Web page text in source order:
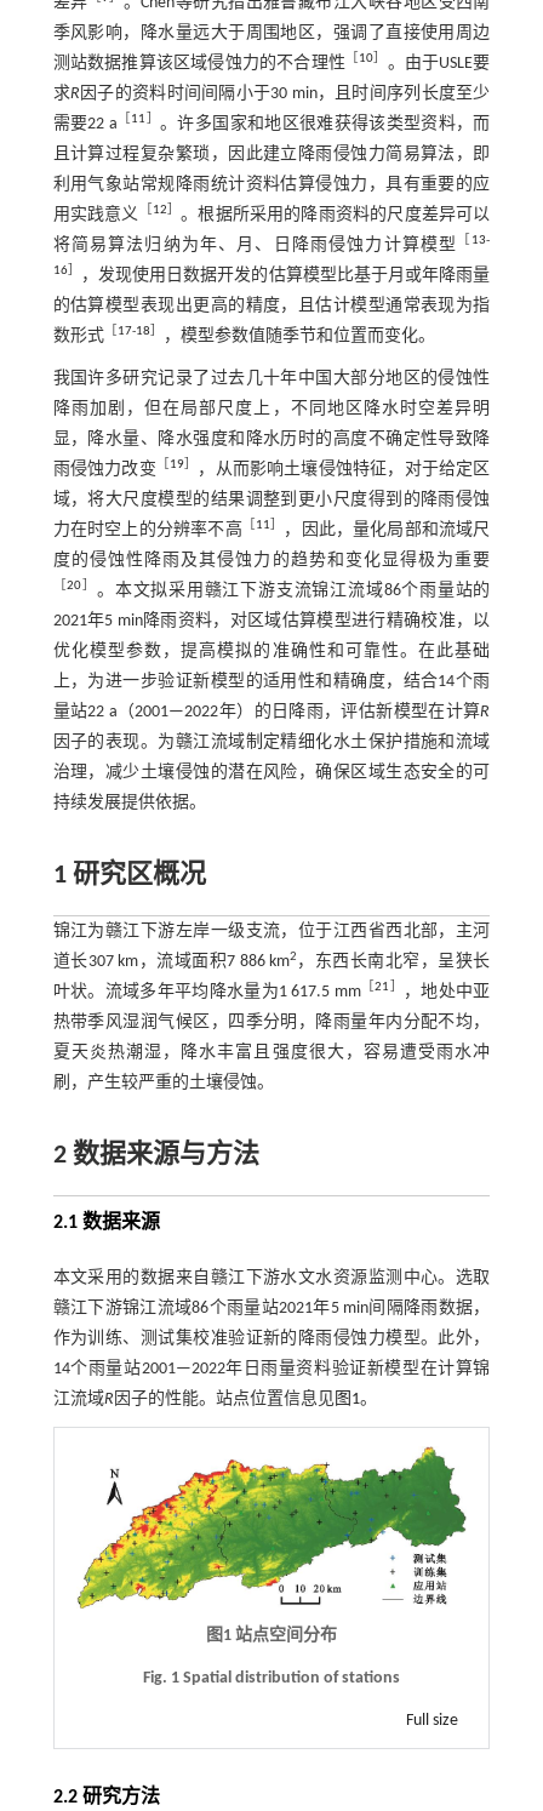
季风影响，降水量远大于周围地区，强调了直接使用周边
测站数据推算该区域侵蚀力的不合理性
10
。由于USLE要
求R 因子的资料时间间隔小于30 min，且时间序列长度至少
需要22 a
11
。许多国家和地区很难获得该类型资料，而
且计算过程复杂繁琐，因此建立降雨侵蚀力简易算法，即
利用气象站常规降雨统计资料估算侵蚀力，具有重要的应
用实践意义
12
。根据所采用的降雨资料的尺度差异可以
将简易算法归纳为年、月、日降雨侵蚀力计算模型
13-
16］
，发现使用日数据开发的估算模型比基于月或年降雨量
的估算模型表现出更高的精度，且估计模型通常表现为指
数形式［ 17-18 ，模型参数值随季节和位置而变化。
我国许多研究记录了过去几十年中国大部分地区的侵蚀性
降雨加剧，但在局部尺度上，不同地区降水时空差异明
显，降水量、降水强度和降水历时的高度不确定性导致降
雨侵蚀力改变
19］
，从而影响土壤侵蚀特征，对于给定区
域，将大尺度模型的结果调整到更小尺度得到的降雨侵蚀
力在时空上的分辨率不高［ 11
，因此，量化局部和流域尺
度的侵蚀性降雨及其侵蚀力的趋势和变化显得极为重要
［20
。本文拟采用赣江下游支流锦江流域86个雨量站的
2021年5 min降雨资料，对区域估算模型进行精确校准，以
优化模型参数，提高模拟的准确性和可靠性。在此基础
上，为进一步验证新模型的适用性和精确度，结合14个雨
量站22 a（2001—2022年）的日降雨，评估新模型在计算R
因子的表现。为赣江流域制定精细化水土保护措施和流域
治理，减少土壤侵蚀的潜在风险，确保区域生态安全的可
持续发展提供依据。
1 研究区概况
锦江为赣江下游左岸一级支流，位于江西省西北部，主河
道长307 km，流域面积7 886 km2 ，东西长南北窄，呈狭长
叶状。流域多年平均降水量为1 617.5 mm ［21
，地处中亚
热带季风湿润气候区，四季分明，降雨量年内分配不均，
夏天炎热潮湿，降水丰富且强度很大，容易遭受雨水冲
刷，产生较严重的土壤侵蚀。
2 数据来源与方法
2.1 数据来源
本文采用的数据来自赣江下游水文水资源监测中心。选取
赣江下游锦江流域86个雨量站2021年5 min间隔降雨数据，
作为训练、测试集校准验证新的降雨侵蚀力模型。此外，
14个雨量站2001—2022年日雨量资料验证新模型在计算锦
江流域R 因子的性能。站点位置信息见图1。
图1 站点空间分布
Fig. 1 Spatial distribution of stations
Full size
2.2 研究方法